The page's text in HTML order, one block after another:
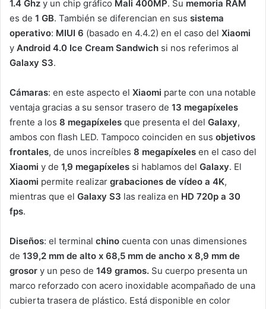
1.4 Ghz y un chip gráfico Mali 400MP. Su memoria RAM
es de 1 GB. También se diferencian en sus sistema
operativo: MIUI 6 (basado en 4.4.2) en el caso del Xiaomi
y Android 4.0 Ice Cream Sandwich si nos referimos al
Galaxy S3.
Cámaras: en este aspecto el Xiaomi parte con una notable
ventaja gracias a su sensor trasero de 13 megapíxeles
frente a los 8 megapíxeles que presenta el del Galaxy,
ambos con flash LED. Tampoco coinciden en sus objetivos
frontales, de unos increíbles 8 megapíxeles en el caso del
Xiaomi y de 1,9 megapíxeles si hablamos del Galaxy. El
Xiaomi permite realizar grabaciones de vídeo a 4K,
mientras que el Galaxy S3 las realiza en HD 720p a 30
fps.
Diseños: el terminal chino cuenta con unas dimensiones
de 139,2 mm de alto x 68,5 mm de ancho x 8,9 mm de
grosor y un peso de 149 gramos. Su cuerpo presenta un
marco reforzado con acero inoxidable acompañado de una
cubierta trasera de plástico. Está disponible en color